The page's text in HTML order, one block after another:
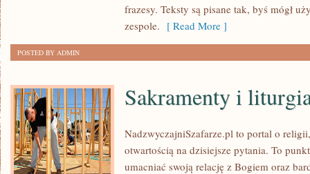
frazesy. Teksty są pisane tak, byś mógł
zespole. [ Read More ]
POSTED BY ADMIN
Sakramenty i
NadzwyczajniSzafarze.pl to portal o
otwartością na dzisiejsze pytania. To
umacniać swoją relację z Bogiem oraz